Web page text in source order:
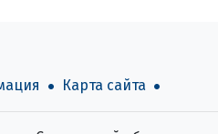
Карта сайта